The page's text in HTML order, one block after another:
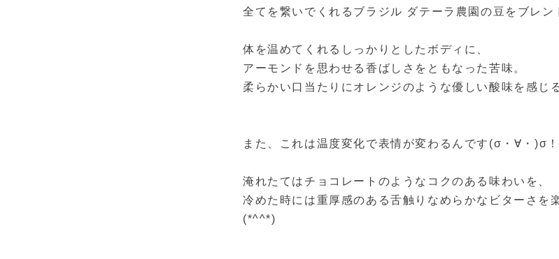
全てを繋いでくれるブラジル ダテーラ農園の豆をブレン
体を温めてくれるしっかりとしたボディに、
アーモンドを思わせる香ばしさをともなった苦味。
柔らかい口当たりにオレンジのような優しい酸味を感じ
また、これは温度変化で表情が変わるんです(σ・∀・)σ！
淹れたてはチョコレートのようなコクのある味わいを、
冷めた時には重厚感のある舌触りなめらかなビターさを
(*^^*)